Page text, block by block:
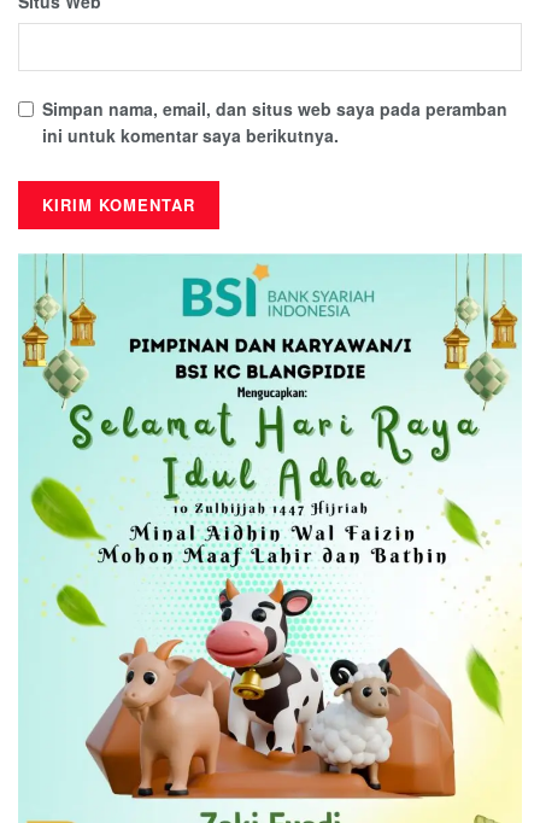
Simpan nama, email, dan situs web saya pada peramban
ini untuk komentar saya berikutnya.